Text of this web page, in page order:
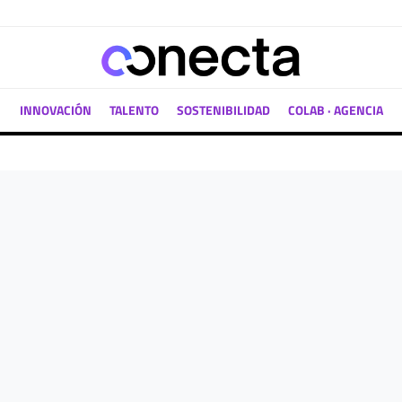
INNOVACIÓN TALENTO SOSTENIBILIDAD COLAB · AGENCIA